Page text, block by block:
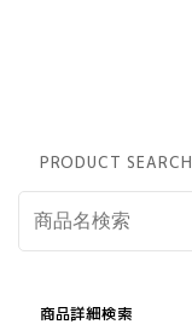
PRODUCT SEARCH
商品詳細検索